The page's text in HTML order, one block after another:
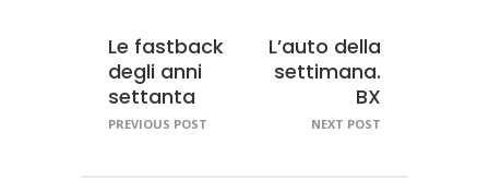
Le fastback
degli anni
settanta
PREVIOUS POST
L’auto della
settimana.
BX
NEXT POST